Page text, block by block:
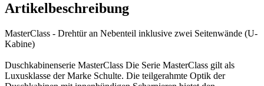
Artikelbeschreibung
MasterClass - Drehtür an Nebenteil inklusive zwei Seitenwände (U-
Kabine)
Duschkabinenserie MasterClass Die Serie MasterClass gilt als
Luxusklasse der Marke Schulte. Die teilgerahmte Optik der